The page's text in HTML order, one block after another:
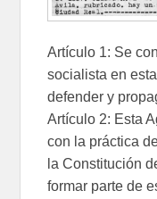
Artículo 1: Se
socialista en
defender y
Artículo 2: Esta
con la práctica
la Constitución
formar parte de